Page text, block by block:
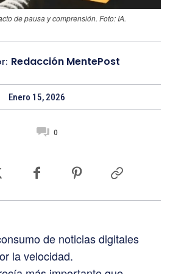
de pausa y comprensión. Foto: IA.
Redacción MentePost
Enero 15, 2026
0
de noticias digitales
la velocidad.